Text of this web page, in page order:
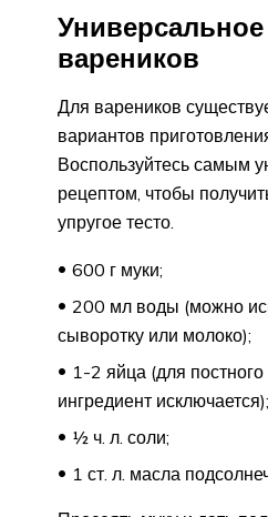
вареников
Для вареников
вариантов
Воспользуйтесь самым
рецептом, чтобы
упругое тесто.
600 г муки;
200 мл воды (можно
сыворотку или молоко);
1-2 яйца (для постного
ингредиент исключается);
½ ч. л. соли;
1 ст. л. масла